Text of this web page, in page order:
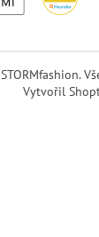
Vytvořil
STORMfashion.